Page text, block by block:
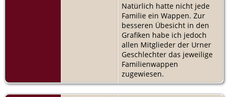
Natürlich hatte nicht jede
Familie ein Wappen. Zur
besseren Übesicht in den
Grafiken habe ich jedoch
allen Mitglieder der Urner
Geschlechter das jeweilige
Familienwappen
zugewiesen.